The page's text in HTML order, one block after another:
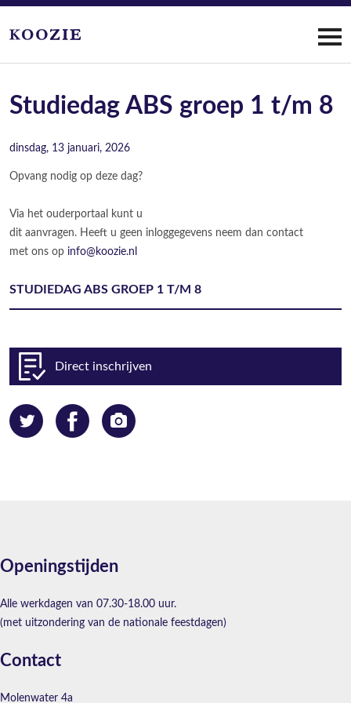
STUDIEDAG ABS GROEP 1 T/M 8
Direct inschrijven
Studiedag ABS groep 1 t/m 8
dinsdag, 13 januari, 2026
Opvang nodig op deze dag?
Via het ouderportaal kunt u
dit aanvragen. Heeft u geen inloggegevens neem dan contact
met ons op info@koozie.nl
Openingstijden
Alle werkdagen van 07.30-18.00 uur.
(met uitzondering van de nationale feestdagen)
Contact
Molenwater 4a